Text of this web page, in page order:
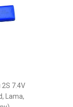
7.4V
Lama,